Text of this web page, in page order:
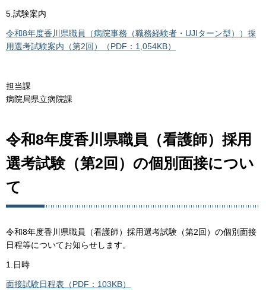
5.試験案内
令和8年度香川県職員（病院事務（職務経験者・UJIターン型））採
用選考試験案内（第2回）（PDF：1,054KB）
担当課
病院局県立病院課
令和8年度香川県職員（看護師）採用
選考試験（第2回）の個別面接につい
て
令和8年度香川県職員（看護師）採用選考試験（第2回）の個別面接
日程等についてお知らせします。
1.日時
面接試験日程表（PDF：103KB）